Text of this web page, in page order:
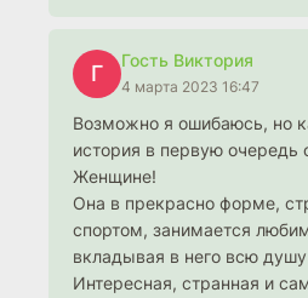
Г
Гость Виктория
4 марта 2023 16:47
Возможно я ошибаюсь, но
история в первую очередь
Женщине!
Она в прекрасно форме,
спортом, занимается
вкладывая в него всю душу
Интересная, странная и